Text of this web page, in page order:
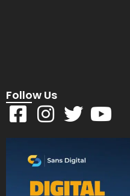
Follow Us